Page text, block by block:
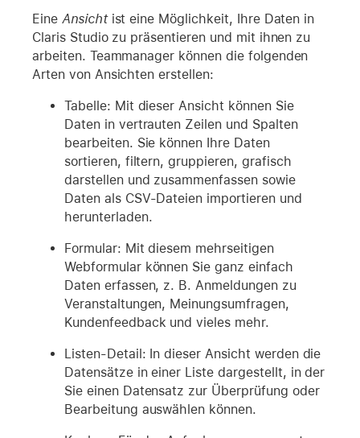
Eine Ansichtist eine Möglichkeit, Ihre Daten in
Claris Studio zu präsentieren und mit ihnen zu
arbeiten. Teammanager können die folgenden
Arten von Ansichten erstellen:
Tabelle: Mit dieser Ansicht können Sie
Daten in vertrauten Zeilen und Spalten
bearbeiten. Sie können Ihre Daten
sortieren, filtern, gruppieren, grafisch
darstellen und zusammenfassen sowie
Daten als CSV-Dateien importieren und
herunterladen.
Formular: Mit diesem mehrseitigen
Webformular können Sie ganz einfach
Daten erfassen, z. B. Anmeldungen zu
Veranstaltungen, Meinungsumfragen,
Kundenfeedback und vieles mehr.
Listen-Detail: In dieser Ansicht werden die
Datensätze in einer Liste dargestellt, in der
Sie einen Datensatz zur Überprüfung oder
Bearbeitung auswählen können.